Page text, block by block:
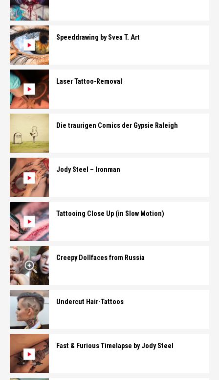
Speeddrawing by Svea T. Art
Laser Tattoo-Removal
Die traurigen Comics der Gypsie Raleigh
Jody Steel – Ironman
Tattooing Close Up (in Slow Motion)
Creepy Dollfaces from Russia
Undercut Hair-Tattoos
Fast & Furious Timelapse by Jody Steel